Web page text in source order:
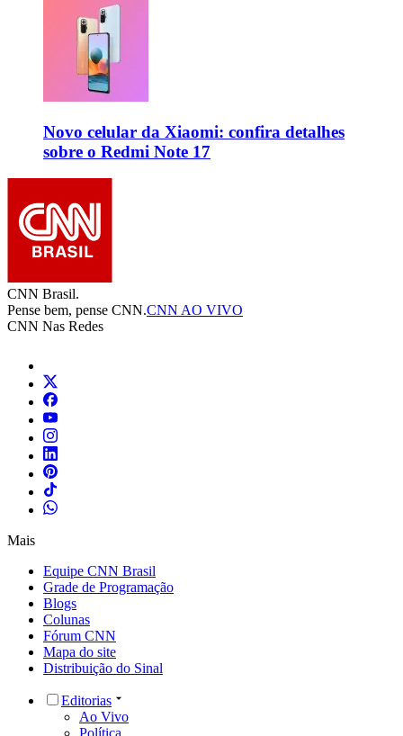
Novo celular da Xiaomi: confira detalhes
sobre o Redmi Note 17
CNN Brasil.
Pense bem, pense CNN.CNN AO VIVO
CNN Nas Redes
Mais
Equipe CNN Brasil
Grade de Programação
Blogs
Colunas
Fórum CNN
Mapa do site
Distribuição do Sinal
Editorias
Ao Vivo